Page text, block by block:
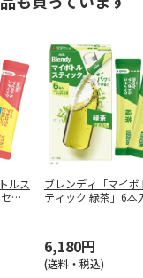
ルス
ロ
ブレンディ「マイボ
ティック 緑茶」6
6,180円
(送料・税込)